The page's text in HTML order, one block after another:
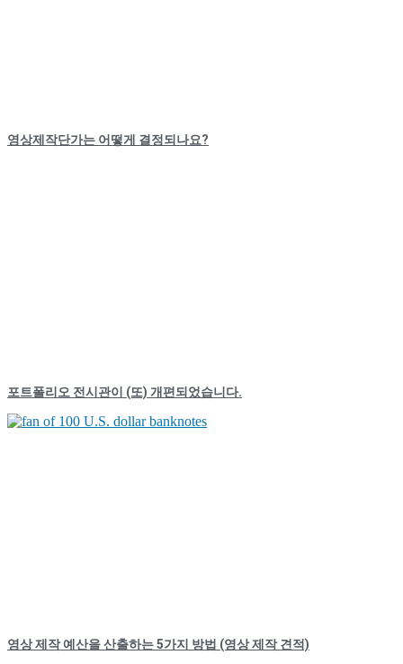
영상제작단가는 어떻게 결정되나요?
포트폴리오 전시관이 (또) 개편되었습니다.
영상 제작 예산을 산출하는 5가지 방법 (영상 제작 견적)